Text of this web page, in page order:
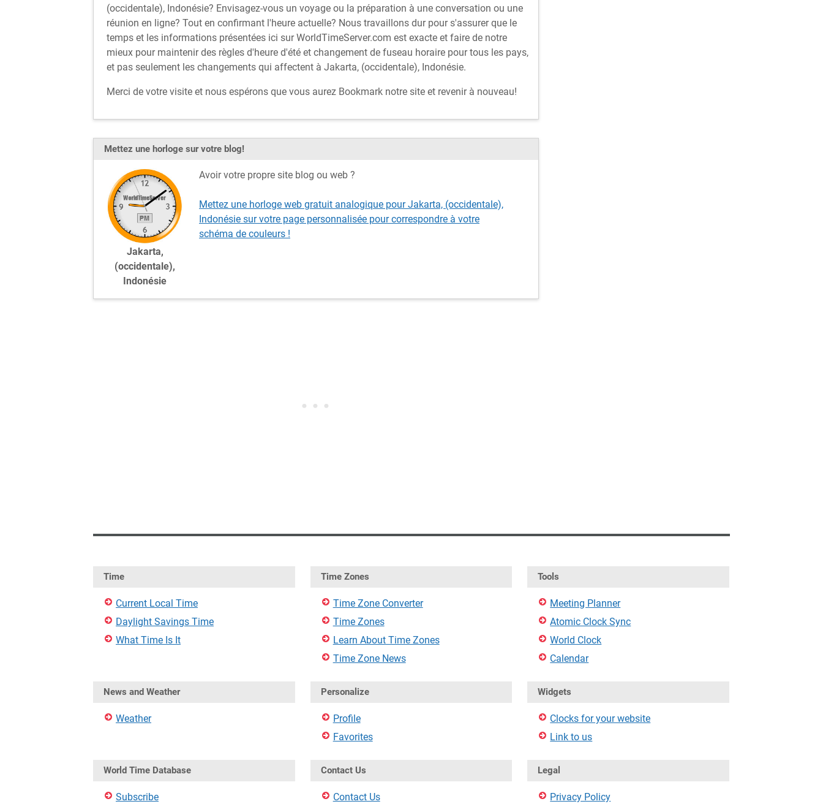
(occidentale), Indonésie? Envisagez-vous un voyage ou la préparation à une conversation ou une
réunion en ligne? Tout en confirmant l'heure actuelle? Nous travaillons dur pour s'assurer que le
temps et les informations présentées ici sur WorldTimeServer.com est exacte et faire de notre
mieux pour maintenir des règles d'heure d'été et changement de fuseau horaire pour tous les pays,
et pas seulement les changements qui affectent à Jakarta, (occidentale), Indonésie.
Merci de votre visite et nous espérons que vous aurez Bookmark notre site et revenir à nouveau!
Mettez une horloge sur votre blog!
Jakarta,
(occidentale),
Indonésie
Avoir votre propre site blog ou web ?
Mettez une horloge web gratuit analogique pour Jakarta, (occidentale),
Indonésie sur votre page personnalisée pour correspondre à votre
schéma de couleurs !
Time
Current Local Time
Daylight Savings Time
What Time Is It
Time Zones
Time Zone Converter
Time Zones
Learn About Time Zones
Time Zone News
Tools
Meeting Planner
Atomic Clock Sync
World Clock
Calendar
News and Weather
Weather
Personalize
Profile
Favorites
Widgets
Clocks for your website
Link to us
World Time Database
Subscribe
Contact Us
Contact Us
Legal
Privacy Policy